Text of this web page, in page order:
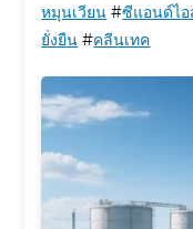
หมุนเวียน #ซีแอนด์ไอ
ยั่งยืน #คลีนเทค